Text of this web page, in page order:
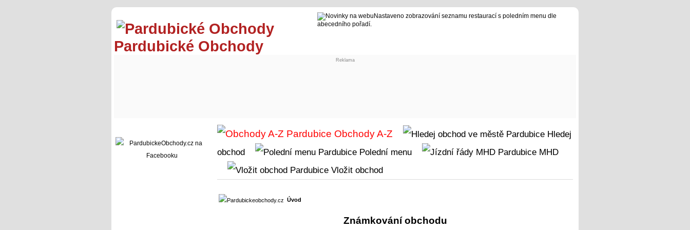
Pardubické Obchody
Nastaveno zobrazování seznamu restaurací s poledním menu dle
abecedního pořadí.
Reklama
Obchody A-Z
Hledej
obchod
Polední menu
MHD
Vložit obchod
Úvod
Známkování obchodu